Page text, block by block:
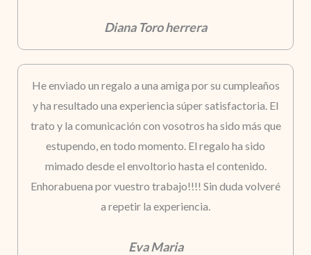
Diana Toro herrera
He enviado un regalo a una amiga por su cumpleaños
y ha resultado una experiencia súper satisfactoria. El
trato y la comunicación con vosotros ha sido más que
estupendo, en todo momento. El regalo ha sido
mimado desde el envoltorio hasta el contenido.
Enhorabuena por vuestro trabajo!!!! Sin duda volveré
a repetir la experiencia.
Eva Maria